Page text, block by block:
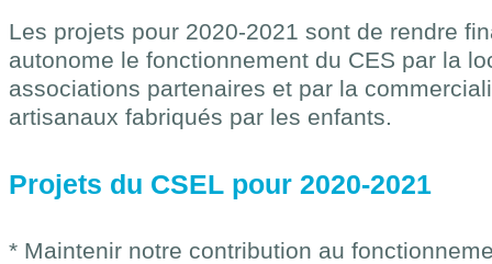
Les projets pour 2020-2021 sont de rendre
autonome le fonctionnement du CES par la
associations partenaires et par la
artisanaux fabriqués par les enfants.
Projets du CSEL pour 2020-2021
* Maintenir notre contribution au